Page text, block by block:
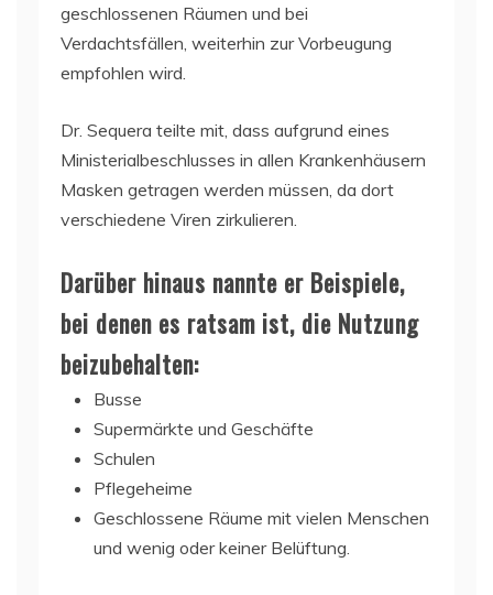
geschlossenen Räumen und bei
Verdachtsfällen, weiterhin zur Vorbeugung
empfohlen wird.
Dr. Sequera teilte mit, dass aufgrund eines
Ministerialbeschlusses in allen Krankenhäusern
Masken getragen werden müssen, da dort
verschiedene Viren zirkulieren.
Darüber hinaus nannte er Beispiele,
bei denen es ratsam ist, die Nutzung
beizubehalten:
Busse
Supermärkte und Geschäfte
Schulen
Pflegeheime
Geschlossene Räume mit vielen Menschen
und wenig oder keiner Belüftung.